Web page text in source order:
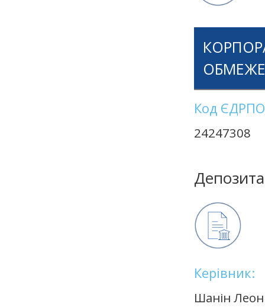
Код
24247308
Керівник:
Шанін